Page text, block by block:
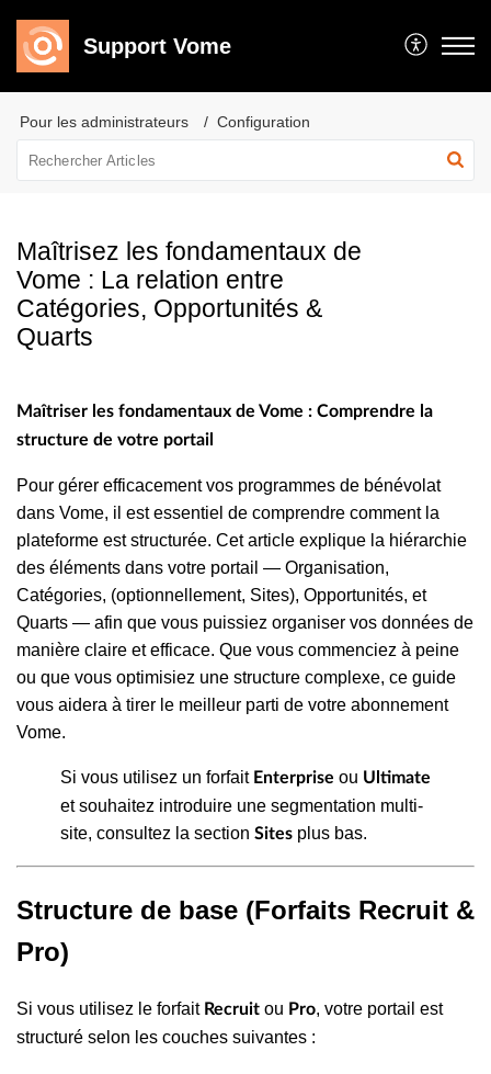
Support Vome
Pour les administrateurs Configuration
Maîtrisez les fondamentaux de
Vome : La relation entre
Catégories, Opportunités &
Quarts
Maîtriser les fondamentaux de Vome : Comprendre la
structure de votre portail
Pour gérer efficacement vos programmes de bénévolat
dans Vome, il est essentiel de comprendre comment la
plateforme est structurée. Cet article explique la hiérarchie
des éléments dans votre portail — Organisation,
Catégories, (optionnellement, Sites), Opportunités, et
Quarts — afin que vous puissiez organiser vos données de
manière claire et efficace. Que vous commenciez à peine
ou que vous optimisiez une structure complexe, ce guide
vous aidera à tirer le meilleur parti de votre abonnement
Vome.
Si vous utilisez un forfait Enterprise ou Ultimate
et souhaitez introduire une segmentation multi-
site, consultez la section Sites plus bas.
Structure de base (Forfaits Recruit &
Pro)
Si vous utilisez le forfait Recruit ou Pro, votre portail est
structuré selon les couches suivantes :